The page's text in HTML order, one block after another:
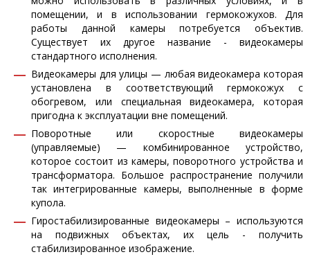
помещении, и в использовании гермокожухов. Для
работы данной камеры потребуется объектив.
Существует их другое название - видеокамеры
стандартного исполнения.
Видеокамеры для улицы — любая видеокамера которая
установлена в соответствующий гермокожух с
обогревом, или специальная видеокамера, которая
пригодна к эксплуатации вне помещений.
Поворотные или скоростные видеокамеры
(управляемые) — комбинированное устройство,
которое состоит из камеры, поворотного устройства и
трансформатора. Большое распространение получили
так интегрированные камеры, выполненные в форме
купола.
Гиростабилизированные видеокамеры – используются
на подвижных объектах, их цель - получить
стабилизированное изображение.